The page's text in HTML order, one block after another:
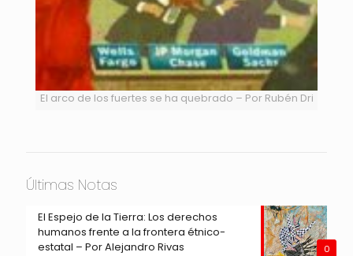
El arco de los fuertes se ha quebrado – Por Rubén Dri
Últimas Notas
0
El Espejo de la Tierra: Los derechos
humanos frente a la frontera étnico-
estatal – Por Alejandro Rivas